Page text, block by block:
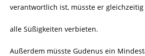
verantwortlich ist, müsste er gleichzeitig
alle Süßigkeiten verbieten.
Außerdem müsste Gudenus ein